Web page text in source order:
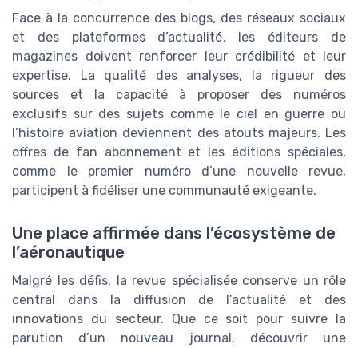
Face à la concurrence des blogs, des réseaux sociaux
et des plateformes d’actualité, les éditeurs de
magazines doivent renforcer leur crédibilité et leur
expertise. La qualité des analyses, la rigueur des
sources et la capacité à proposer des numéros
exclusifs sur des sujets comme le ciel en guerre ou
l’histoire aviation deviennent des atouts majeurs. Les
offres de fan abonnement et les éditions spéciales,
comme le premier numéro d’une nouvelle revue,
participent à fidéliser une communauté exigeante.
Une place affirmée dans l’écosystème de
l’aéronautique
Malgré les défis, la revue spécialisée conserve un rôle
central dans la diffusion de l’actualité et des
innovations du secteur. Que ce soit pour suivre la
parution d’un nouveau journal, découvrir une